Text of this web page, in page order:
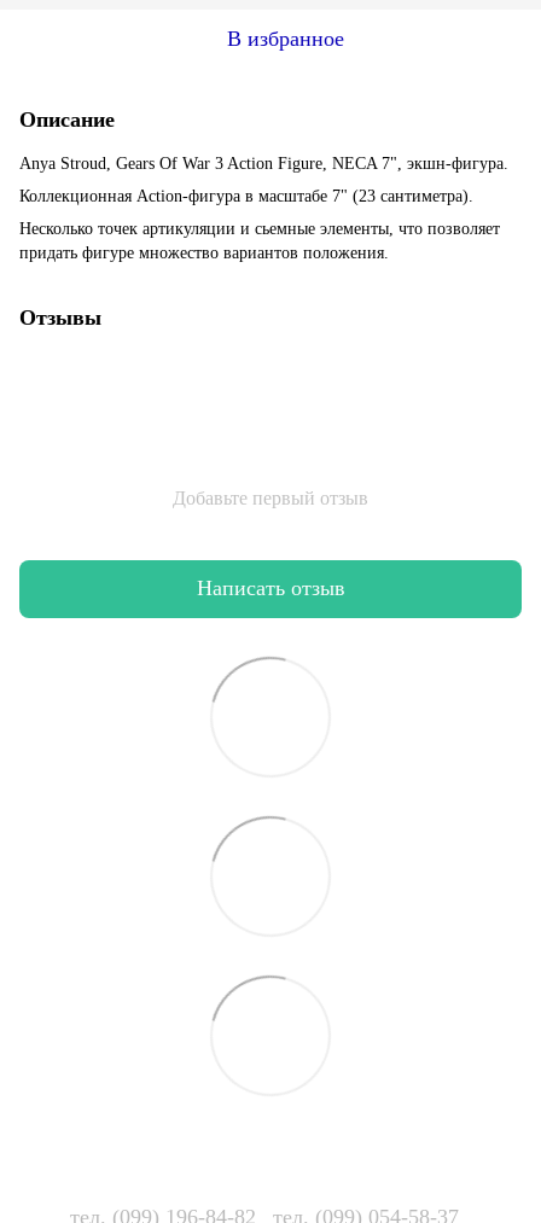
В избранное
Описание
Anya Stroud, Gears Of War 3 Action Figure, NECA 7", экшн-фигура.
Коллекционная Action-фигура в масштабе 7" (23 сантиметра).
Несколько точек артикуляции и сьемные элементы, что позволяет
придать фигуре множество вариантов положения.
Отзывы
Добавьте первый отзыв
Написать отзыв
тел. (099) 196-84-82 тел. (099) 054-58-37